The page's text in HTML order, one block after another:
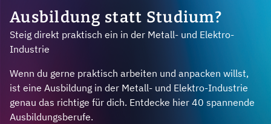
Ausbildung statt Studium?
Steig direkt praktisch ein in der Metall- und Elektro-
Industrie
Wenn du gerne praktisch arbeiten und anpacken willst,
ist eine Ausbildung in der Metall- und Elektro-Industrie
genau das richtige für dich. Entdecke hier 40 spannende
Ausbildungsberufe.